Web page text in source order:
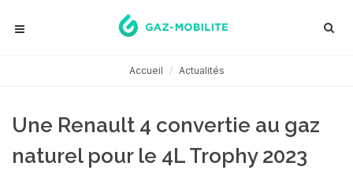
Accueil Actualités
Une Renault 4 convertie au gaz
naturel pour le 4L Trophy 2023